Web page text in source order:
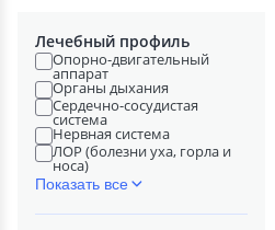
Лечебный профиль
Опорно-двигательный
аппарат
Органы дыхания
Сердечно-сосудистая
система
Нервная система
ЛОР (болезни уха, горла и
носа)
Показать все